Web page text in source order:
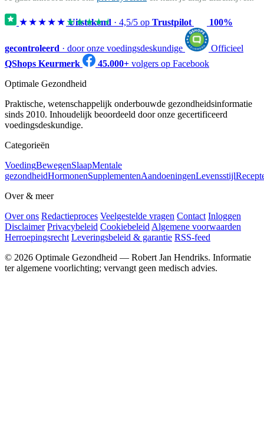
★★★★★★★★★★
Uitstekend · 4,5/5 op Trustpilot 100%
gecontroleerd · door onze voedingsdeskundige
Officieel
QShops Keurmerk
45.000+ volgers op Facebook
Optimale Gezondheid
Praktische, wetenschappelijk onderbouwde gezondheidsinformatie
sinds 2010. Inhoudelijk beoordeeld door onze gecertificeerd
voedingsdeskundige.
Categorieën
VoedingBewegenSlaapMentale
gezondheidHormonenSupplementenAandoeningenLevensstijl
Over & meer
Over ons Redactieproces Veelgestelde vragen Contact Inloggen
Disclaimer Privacybeleid Cookiebeleid Algemene voorwaarden
Herroepingsrecht Leveringsbeleid & garantie RSS-feed
© 2026 Optimale Gezondheid — Robert Jan Hendriks. Informatie
ter algemene voorlichting; vervangt geen medisch advies.